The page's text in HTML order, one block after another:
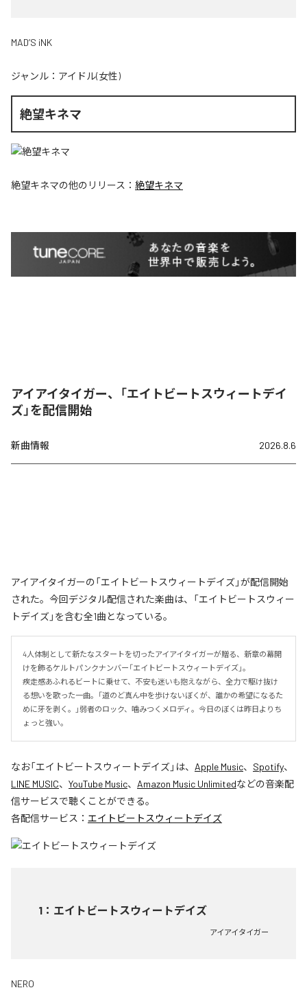
MAD’S iNK
ジャンル： アイドル(女性)
絶望キネマ
絶望キネマの他のリリース： 絶望キネマ
アイアイタイガー、「エイトビートスウィートデイ
ズ」を配信開始
新曲情報 2026.8.6
アイアイタイガーの「エイトビートスウィートデイズ」が配信開始
された。今回デジタル配信された楽曲は、「エイトビートスウィー
トデイズ」を含む全1曲となっている。
4人体制として新たなスタートを切ったアイアイタイガーが贈る、新章の幕開
けを飾るケルトパンクナンバー「エイトビートスウィートデイズ」。
疾走感あふれるビートに乗せて、不安も迷いも抱えながら、全力で駆け抜け
る想いを歌った一曲。「道のど真ん中を歩けないぼくが、誰かの希望になるた
めに牙を剥く。」弱者のロック、噛みつくメロディ。今日のぼくは昨日よりち
ょっと強い。
なお「エイトビートスウィートデイズ」は、 Apple Music、 Spotify、
LINE MUSIC、 YouTube Music、 Amazon Music Unlimitedなどの音楽配
信サービスで聴くことができる。
各配信サービス： エイトビートスウィートデイズ
1 ： エイトビートスウィートデイズ
アイアイタイガー
NERO